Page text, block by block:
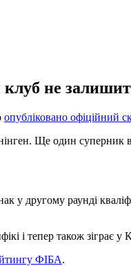
не
опубліковано офіційний
Ще один суперник
у другому раунді
і тепер також зіграє
ФІБА.